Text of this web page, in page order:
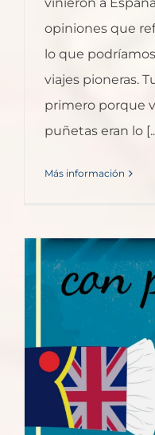
vinieron a
opiniones que
lo que
viajes pioneras.
primero porque
puñetas eran lo
Más información